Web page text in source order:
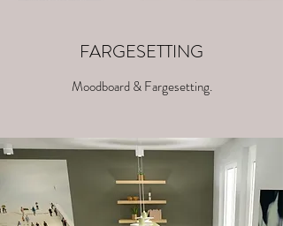
FARGESETTING
Moodboard & Fargesetting.